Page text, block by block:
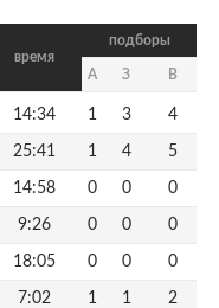
время
подборы
А З В
14:34 1 3 4
25:41 1 4 5
14:58 0 0 0
9:26 0 0 0
18:05 0 0 0
7:02 1 1 2